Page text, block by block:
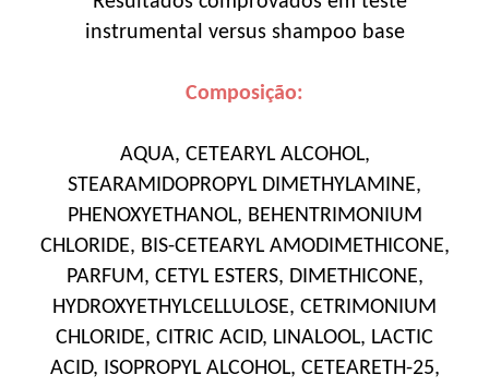
instrumental versus shampoo base
Composição:
AQUA, CETEARYL ALCOHOL,
STEARAMIDOPROPYL DIMETHYLAMINE,
PHENOXYETHANOL, BEHENTRIMONIUM
CHLORIDE, BIS-CETEARYL AMODIMETHICONE,
PARFUM, CETYL ESTERS, DIMETHICONE,
HYDROXYETHYLCELLULOSE, CETRIMONIUM
CHLORIDE, CITRIC ACID, LINALOOL, LACTIC
ACID, ISOPROPYL ALCOHOL, CETEARETH-25,